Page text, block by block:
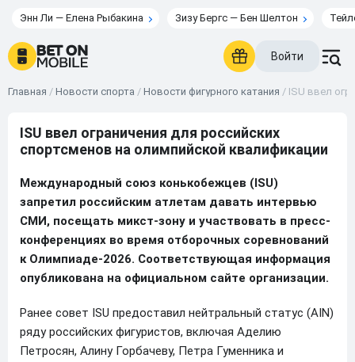
Энн Ли — Елена Рыбакина Зизу Бергс — Бен Шелтон
Войти
Главная / Новости спорта / Новости фигурного катания / ISU ввел
ISU ввел ограничения для российских
спортсменов на олимпийской квалификации
Международный союз конькобежцев (ISU)
запретил российским атлетам давать интервью
СМИ, посещать микст-зону и участвовать в пресс-
конференциях во время отборочных соревнований
к Олимпиаде-2026. Соответствующая информация
опубликована на официальном сайте организации.
Ранее совет ISU предоставил нейтральный статус (AIN)
ряду российских фигуристов, включая Аделию
Петросян, Алину Горбачеву, Петра Гуменника и